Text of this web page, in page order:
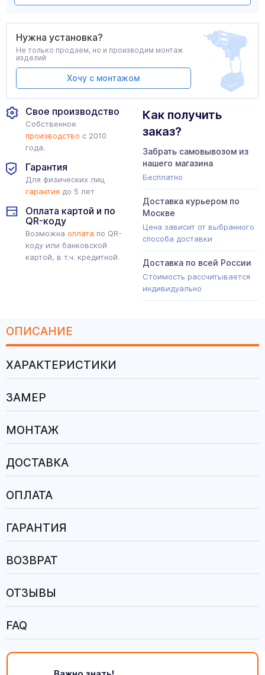
Свое производство
Собственное
производство с 2010
года.
Гарантия
Для физических лиц
гарантия до 5 лет
Оплата картой и по
QR-коду
Возможна оплата по QR-
коду или банковской
картой, в т.ч. кредитной.
Как получить
заказ?
Забрать самовывозом из
нашего магазина
Бесплатно
Доставка курьером по
Москве
Цена зависит от выбранного
способа доставки
Доставка по всей России
Стоимость рассчитывается
индивидуально
Нужна установка?
Не только продаем, но и производим монтаж
изделий
Хочу с монтажом
ОПИСАНИЕ
ХАРАКТЕРИСТИКИ
ЗАМЕР
МОНТАЖ
ДОСТАВКА
ОПЛАТА
ГАРАНТИЯ
ВОЗВРАТ
ОТЗЫВЫ
FAQ